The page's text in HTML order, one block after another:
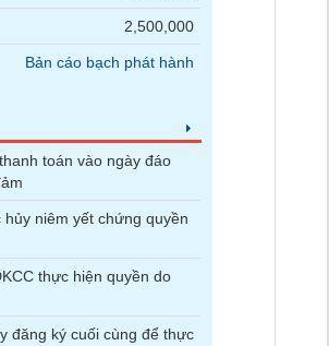
2,500,000
Bản cáo bạch phát hành
toán vào ngày đáo
niêm yết chứng quyền
thực hiện quyền do
đăng ký cuối cùng để thực